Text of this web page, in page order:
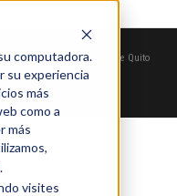
computadora.
su experiencia
más
como a
más
.
visites
San Francisco de Quito